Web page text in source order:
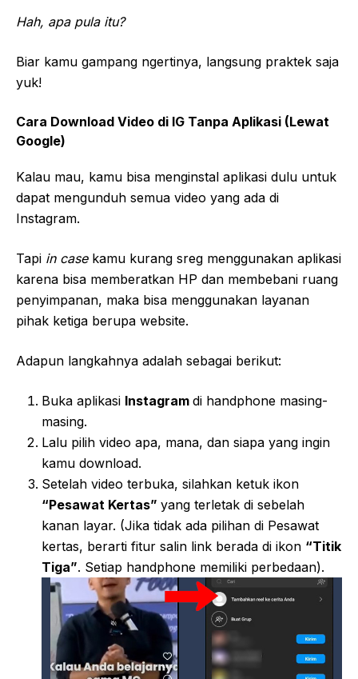
Hah, apa pula itu?
Biar kamu gampang ngertinya, langsung praktek saja
yuk!
Cara Download Video di IG Tanpa Aplikasi (Lewat
Google)
Kalau mau, kamu bisa menginstal aplikasi dulu untuk
dapat mengunduh semua video yang ada di
Instagram.
Tapi in casekamu kurang sreg menggunakan aplikasi
karena bisa memberatkan HP dan membebani ruang
penyimpanan, maka bisa menggunakan layanan
pihak ketiga berupa website.
Adapun langkahnya adalah sebagai berikut:
Buka aplikasi Instagram di handphone masing-
masing.
Lalu pilih video apa, mana, dan siapa yang ingin
kamu download.
Setelah video terbuka, silahkan ketuk ikon
“Pesawat Kertas” yang terletak di sebelah
kanan layar. (Jika tidak ada pilihan di Pesawat
kertas, berarti fitur salin link berada di ikon “Titik
Tiga”. Setiap handphone memiliki perbedaan).